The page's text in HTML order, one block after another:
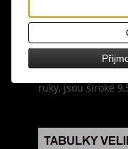
design: návleky s
vzor, spodní část
velikost: návleky
ruky, jsou široké